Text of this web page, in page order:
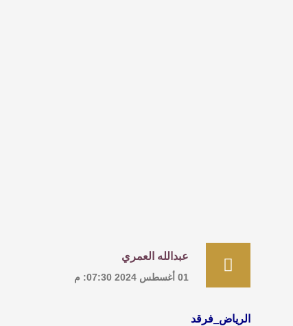
عبدالله العمري
01 أغسطس 2024 07:30: م
الرياض_فرقد